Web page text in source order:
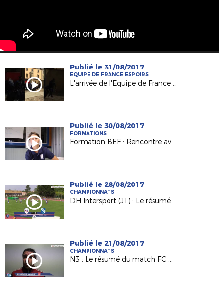
Publié le 31/08/2017
EQUIPE DE FRANCE ESPOIRS
L'arrivée de l'Equipe de France Espoirs à Laval !
Publié le 30/08/2017
FORMATIONS
Formation BEF : Rencontre avec Charlène Karsenti, joueuse et éducatrice au Mans FC
Publié le 28/08/2017
CHAMPIONNATS
DH Intersport (J1) : Le résumé de FC Rezé / AS La Châtaigneraie (1-2)
Publié le 21/08/2017
CHAMPIONNATS
N3 : Le résumé du match FC Challans / Voltigeurs de Châteaubriant